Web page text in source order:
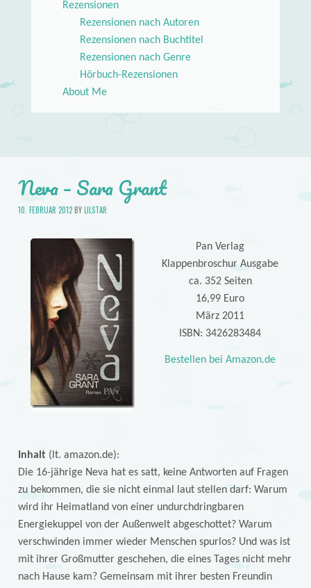
Rezensionen
Rezensionen nach Autoren
Rezensionen nach Buchtitel
Rezensionen nach Genre
Hörbuch-Rezensionen
About Me
Neva – Sara Grant
10. FEBRUAR 2012BYLILSTAR
Pan Verlag
Klappenbroschur Ausgabe
ca. 352 Seiten
16,99 Euro
März 2011
ISBN: 3426283484
Bestellen bei Amazon.de
Inhalt (lt. amazon.de):
Die 16-jährige Neva hat es satt, keine Antworten auf Fragen
zu bekommen, die sie nicht einmal laut stellen darf: Warum
wird ihr Heimatland von einer undurchdringbaren
Energiekuppel von der Außenwelt abgeschottet? Warum
verschwinden immer wieder Menschen spurlos? Und was ist
mit ihrer Großmutter geschehen, die eines Tages nicht mehr
nach Hause kam? Gemeinsam mit ihrer besten Freundin